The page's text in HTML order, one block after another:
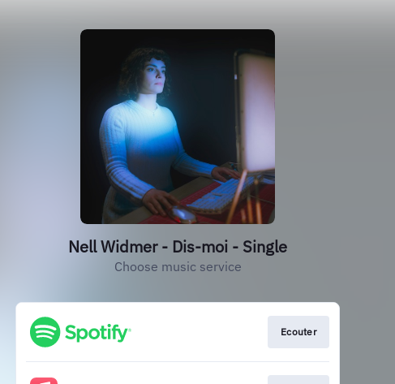
Nell Widmer - Dis-moi - Single
Choose music service
Ecouter